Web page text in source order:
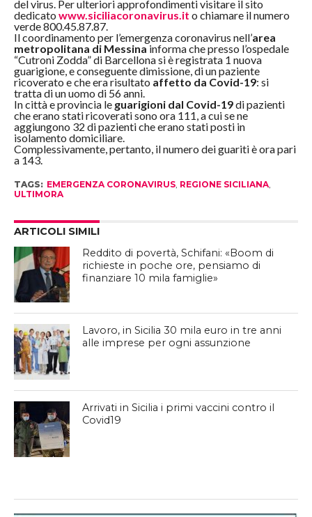
del virus. Per ulteriori approfondimenti visitare il sito
dedicato www.siciliacoronavirus.it o chiamare il numero
verde 800.45.87.87.
Il coordinamento per l’emergenza coronavirus nell’area
metropolitana di Messinainforma che presso l’ospedale
“Cutroni Zodda” di Barcellona si è registrata 1 nuova
guarigione, e conseguente dimissione, di un paziente
ricoverato e che era risultato affetto da Covid-19: si
tratta di un uomo di 56 anni.
In città e provincia le guarigioni dal Covid-19di pazienti
che erano stati ricoverati sono ora 111, a cui se ne
aggiungono 32 di pazienti che erano stati posti in
isolamento domiciliare.
Complessivamente, pertanto, il numero dei guariti è ora pari
a 143.
TAGS: EMERGENZA CORONAVIRUS, REGIONE SICILIANA,
ULTIMORA
ARTICOLI SIMILI
Reddito di povertà, Schifani: «Boom di
richieste in poche ore, pensiamo di
finanziare 10 mila famiglie»
Lavoro, in Sicilia 30 mila euro in tre anni
alle imprese per ogni assunzione
Arrivati in Sicilia i primi vaccini contro il
Covid19